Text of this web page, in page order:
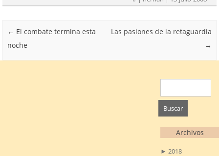
Post navigation
← El combate termina esta
noche
Las pasiones de la retaguardia
→
Archivos
► 2018